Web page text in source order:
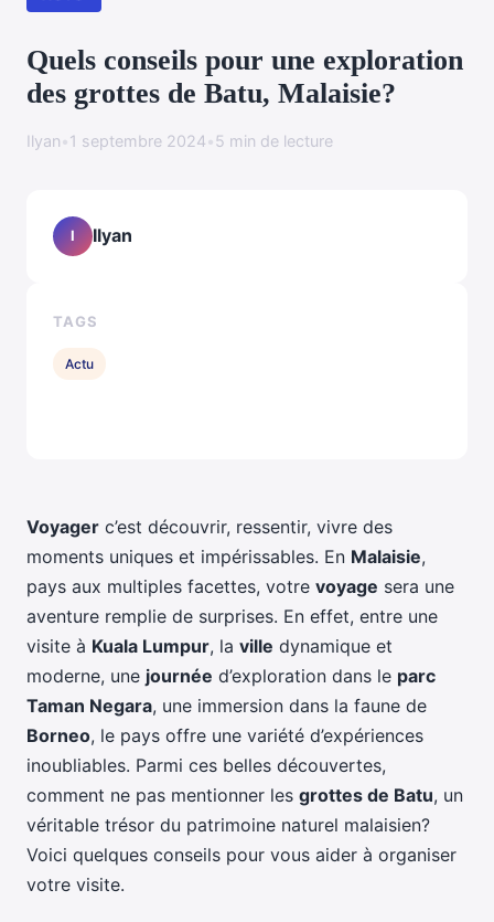
Quels conseils pour une exploration
des grottes de Batu, Malaisie?
Ilyan•1 septembre 2024•5 min de lecture
Voyager c’est découvrir, ressentir, vivre des
moments uniques et impérissables. En Malaisie,
pays aux multiples facettes, votre voyage sera une
aventure remplie de surprises. En effet, entre une
visite à Kuala Lumpur, la ville dynamique et
moderne, une journée d’exploration dans le parc
Taman Negara, une immersion dans la faune de
Borneo, le pays offre une variété d’expériences
inoubliables. Parmi ces belles découvertes,
comment ne pas mentionner les grottes de Batu, un
véritable trésor du patrimoine naturel malaisien?
Voici quelques conseils pour vous aider à organiser
votre visite.
I Ilyan
TAGS
Actu